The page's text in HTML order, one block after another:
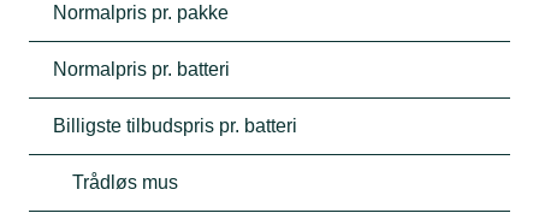
Normalpris pr. pakke
Normalpris pr. batteri
Billigste tilbudspris pr. batteri
Trådløs mus